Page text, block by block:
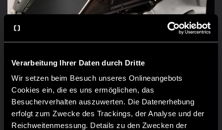
Verarbeitung Ihrer Daten durch Dritte
Wir setzen beim Besuch unseres Onlineangebots
Cookies ein, die es uns ermöglichen, das
Besucherverhalten auszuwerten. Die Datenerhebung
erfolgt zum Zwecke des Trackings, der Analyse und der
Reichweitenmessung. Details zu den Zwecken der